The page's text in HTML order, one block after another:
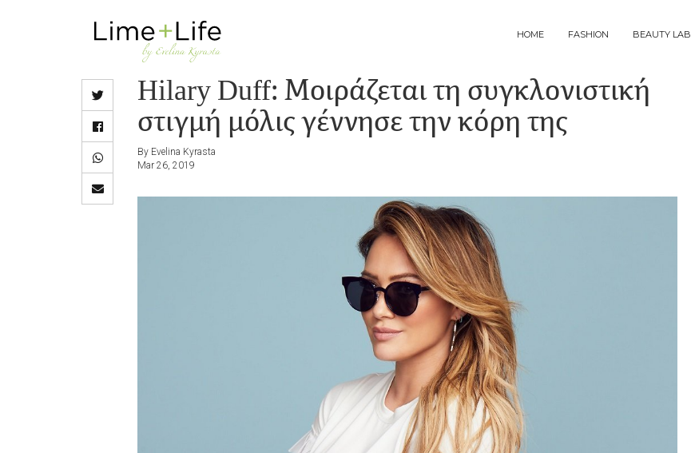
MAIN
HOME FASHION BEAUTY LAB
Hilary Duff: Μοιράζεται τη συγκλονιστική
στιγμή μόλις γέννησε την κόρη της
By Evelina Kyrasta
Mar 26, 2019